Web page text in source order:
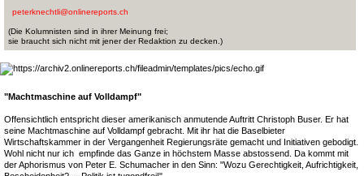
peterknechtli@onlinereports.ch
(Die Kolumnisten sind in ihrer Meinung frei;
sie braucht sich nicht mit jener der Redaktion zu decken.)
"Machtmaschine auf Volldampf"
Offensichtlich entspricht dieser amerikanisch anmutende Auftritt Christoph Buser. Er hat
seine Machtmaschine auf Volldampf gebracht. Mit ihr hat die Baselbieter
Wirtschaftskammer in der Vergangenheit Regierungsräte gemacht und Initiativen gebodigt.
Wohl nicht nur ich empfinde das Ganze in höchstem Masse abstossend. Da kommt mit
der Aphorismus von Peter E. Schumacher in den Sinn: "Wozu Gerechtigkeit, Aufrichtigkeit,